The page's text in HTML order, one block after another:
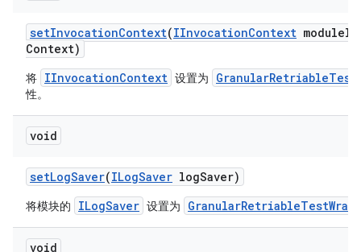
setInvocationContext(IInvocationContext module
Context)
将 IInvocationContext 设置为
性。
void
setLogSaver(ILogSaver logSaver)
将模块的 ILogSaver 设置为
void